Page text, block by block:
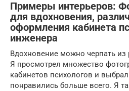
Примеры интерьеров:
для вдохновения,
оформления кабинета
инженера
Вдохновение можно черпать из
Я просмотрел множество
кабинетов психологов и
понравились больше всего. Я